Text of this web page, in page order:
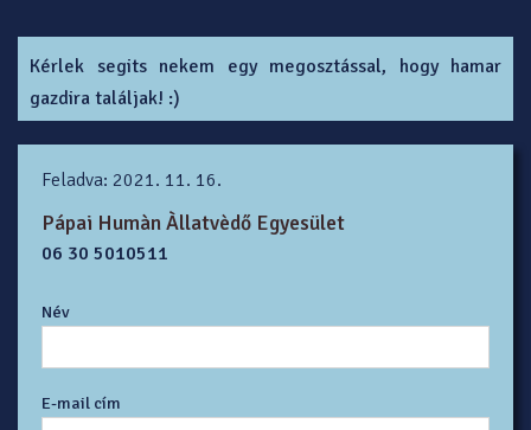
Kérlek segits nekem egy megosztással, hogy hamar
gazdira találjak! :)
Feladva: 2021. 11. 16.
Pápai Humàn Àllatvèdő Egyesület
06 30 5010511
Név
E-mail cím